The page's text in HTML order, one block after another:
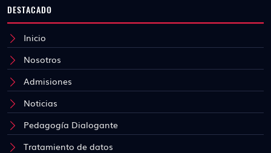
DESTACADO
Inicio
Nosotros
Admisiones
Noticias
Pedagogía Dialogante
Tratamiento de datos